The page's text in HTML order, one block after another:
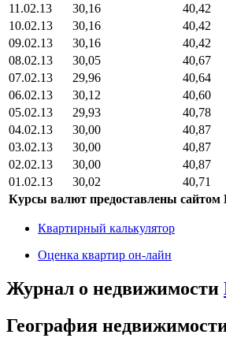
11.02.13
30,16
40,42
10.02.13
30,16
40,42
09.02.13
30,16
40,42
08.02.13
30,05
40,67
07.02.13
29,96
40,64
06.02.13
30,12
40,60
05.02.13
29,93
40,78
04.02.13
30,00
40,87
03.02.13
30,00
40,87
02.02.13
30,00
40,87
01.02.13
30,02
40,71
Курсы валют предоставлены
Квартирный калькулятор
Оценка квартир он-лайн
Журнал о недвижимости
География